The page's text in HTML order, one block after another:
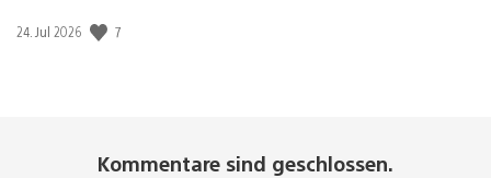
Veröffentlichungsdatum:
24. Jul 2026 7
Kommentare sind geschlossen.